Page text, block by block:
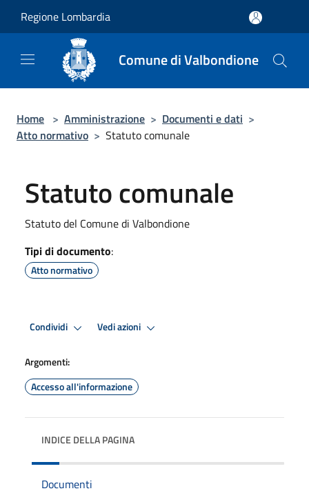
Regione Lombardia
Comune di Valbondione
Home > Amministrazione > Documenti e dati >
Atto normativo > Statuto comunale
Statuto comunale
Statuto del Comune di Valbondione
Tipi di documento:
Atto normativo
Condividi Vedi azioni
Argomenti:
Accesso all'informazione
INDICE DELLA PAGINA
Documenti